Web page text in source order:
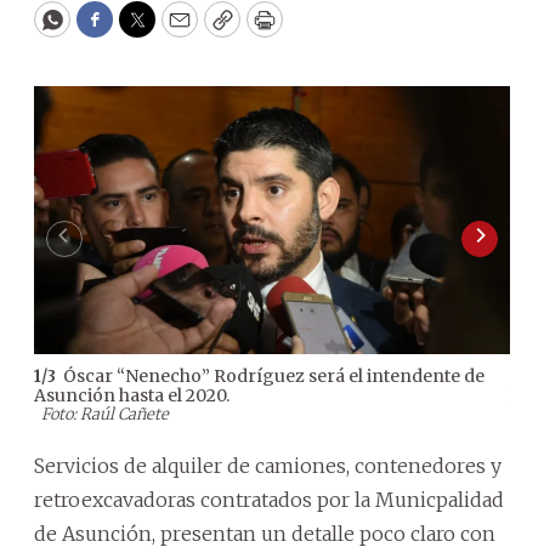
WhatsApp
Facebook
Twitter
EmailCopyPrint
1/3 Óscar “Nenecho” Rodríguez será el intendente de
Asunción hasta el 2020.
Foto: Raúl Cañete
Servicios de alquiler de camiones, contenedores y
retroexcavadoras contratados por la Municpalidad
de Asunción, presentan un detalle poco claro con